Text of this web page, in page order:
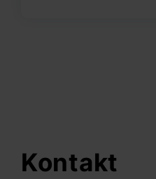
Kontakt